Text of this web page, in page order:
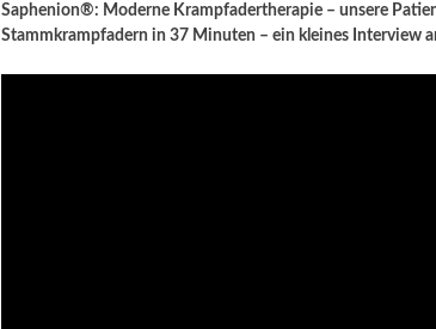
Saphenion®: Moderne Krampfadertherapie – unsere
Stammkrampfadern in 37 Minuten – ein kleines Interview